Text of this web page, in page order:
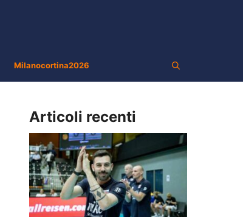
Milanocortina2026
Articoli recenti